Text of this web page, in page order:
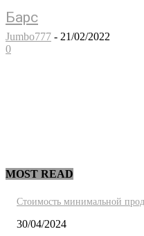
Барс
Jumbo777 - 21/02/2022
0
MOST READ
Стоимость минимальной
30/04/2024